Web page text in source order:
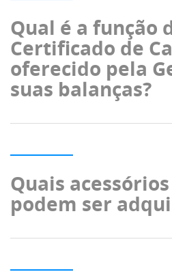
Qual é a função
Certificado de
oferecido pela
suas balanças?
Quais
podem ser